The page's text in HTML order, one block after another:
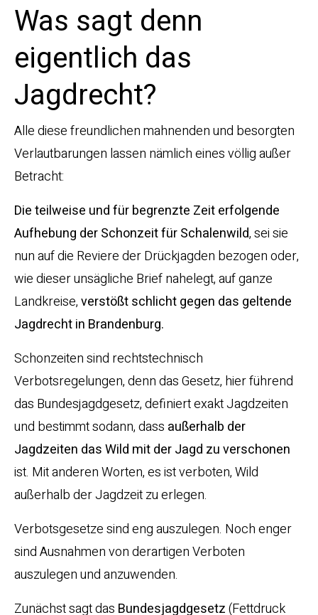
Was sagt denn
eigentlich das
Jagdrecht?
Alle diese freundlichen mahnenden und besorgten
Verlautbarungen lassen nämlich eines völlig außer
Betracht:
Die teilweise und für begrenzte Zeit erfolgende
Aufhebung der Schonzeit für Schalenwild, sei sie
nun auf die Reviere der Drückjagden bezogen oder,
wie dieser unsägliche Brief nahelegt, auf ganze
Landkreise,verstößt schlicht gegen das geltende
Jagdrecht in Brandenburg.
Schonzeiten sind rechtstechnisch
Verbotsregelungen, denn das Gesetz, hier führend
das Bundesjagdgesetz, definiert exakt Jagdzeiten
und bestimmt sodann, dass außerhalb der
Jagdzeiten das Wild mit der Jagd zu verschonen
ist. Mit anderen Worten, es ist verboten, Wild
außerhalb der Jagdzeit zu erlegen.
Verbotsgesetze sind eng auszulegen. Noch enger
sind Ausnahmen von derartigen Verboten
auszulegen und anzuwenden.
Zunächst sagt das Bundesjagdgesetz(Fettdruck